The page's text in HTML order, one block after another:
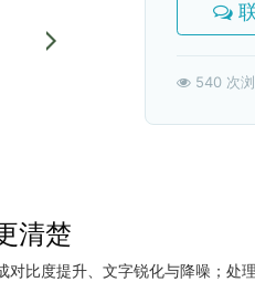
540 次
清楚
对比度提升、文字锐化与降噪；处